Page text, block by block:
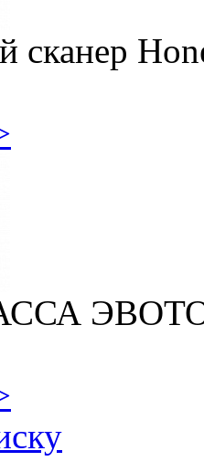
сканер